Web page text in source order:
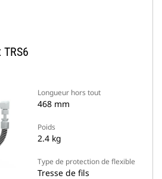
Longueur hors tout
468 mm
Poids
2.4 kg
Type de protection de flexible
Tresse de fils